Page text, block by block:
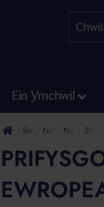
Ein Ymchwil
Swyddfa'r Wasg
Newyddion a
Newyddion